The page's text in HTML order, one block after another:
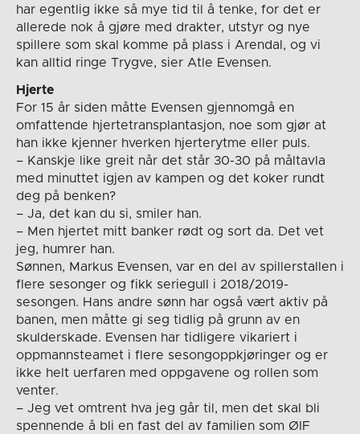
har egentlig ikke så mye tid til å tenke, for det er
allerede nok å gjøre med drakter, utstyr og nye
spillere som skal komme på plass i Arendal, og vi
kan alltid ringe Trygve, sier Atle Evensen.
Hjerte
For 15 år siden måtte Evensen gjennomgå en
omfattende hjertetransplantasjon, noe som gjør at
han ikke kjenner hverken hjerterytme eller puls.
– Kanskje like greit når det står 30-30 på måltavla
med minuttet igjen av kampen og det koker rundt
deg på benken?
– Ja, det kan du si, smiler han.
– Men hjertet mitt banker rødt og sort da. Det vet
jeg, humrer han.
Sønnen, Markus Evensen, var en del av spillerstallen i
flere sesonger og fikk seriegull i 2018/2019-
sesongen. Hans andre sønn har også vært aktiv på
banen, men måtte gi seg tidlig på grunn av en
skulderskade. Evensen har tidligere vikariert i
oppmannsteamet i flere sesongoppkjøringer og er
ikke helt uerfaren med oppgavene og rollen som
venter.
– Jeg vet omtrent hva jeg går til, men det skal bli
spennende å bli en fast del av familien som ØIF